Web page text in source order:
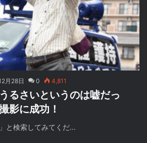
月28日 0 4,811
るさいというのは嘘だっ
影に成功！
と検索してみてくだ…